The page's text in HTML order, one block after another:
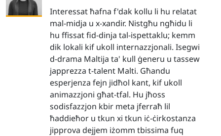
Interessat ħafna f'dak kollu li hu relatat
mal-midja u x-xandir. Nistgħu ngħidu li
hu ffissat fid-dinja tal-ispettaklu; kemm
dik lokali kif ukoll internazzjonali. Isegwi
d-drama Maltija ta' kull ġeneru u tassew
japprezza t-talent Malti. Għandu
esperjenza fejn jidħol kant, kif ukoll
animazzjoni għat-tfal. Hu jħoss
sodisfazzjon kbir meta jferraħ lil
ħaddieħor u tkun xi tkun iċ-ċirkostanza
jipprova dejjem iżomm tbissima fuq